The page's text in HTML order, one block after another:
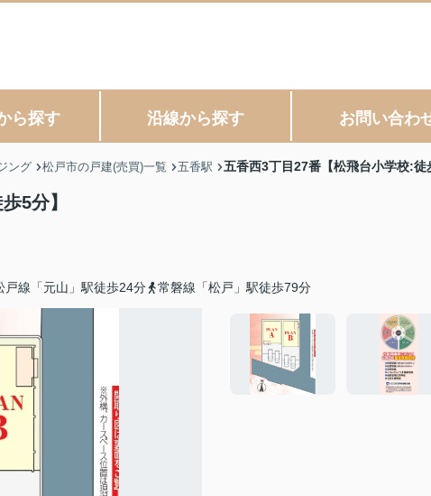
ら探す 沿線から探す お問い合わ
ング 松戸市の戸建(売買)一覧 五香駅 五香西3丁目27番【松飛台小学校:徒
5分】
戸線「元山」駅徒歩24分 常磐線「松戸」駅徒歩79分